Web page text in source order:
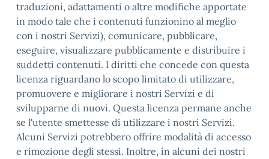
traduzioni, adattamenti o altre modifiche apportate
in modo tale che i contenuti funzionino al meglio
con i nostri Servizi), comunicare, pubblicare,
eseguire, visualizzare pubblicamente e distribuire i
suddetti contenuti. I diritti che concede con questa
licenza riguardano lo scopo limitato di utilizzare,
promuovere e migliorare i nostri Servizi e di
svilupparne di nuovi. Questa licenza permane anche
se l'utente smettesse di utilizzare i nostri Servizi.
Alcuni Servizi potrebbero offrire modalità di accesso
e rimozione degli stessi. Inoltre, in alcuni dei nostri